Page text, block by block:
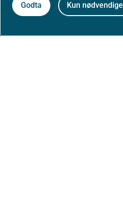
Godta Kun nødvendige
Høringer